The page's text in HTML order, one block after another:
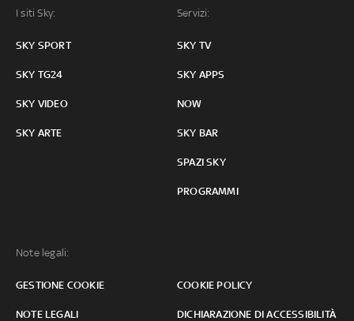
I siti Sky:
SKY SPORT
SKY TG24
SKY VIDEO
SKY ARTE
Servizi:
SKY TV
SKY APPS
NOW
SKY BAR
SPAZI SKY
PROGRAMMI
Note legali:
GESTIONE COOKIE COOKIE POLICY
NOTE LEGALI DICHIARAZIONE DI ACCESSIBILITÀ